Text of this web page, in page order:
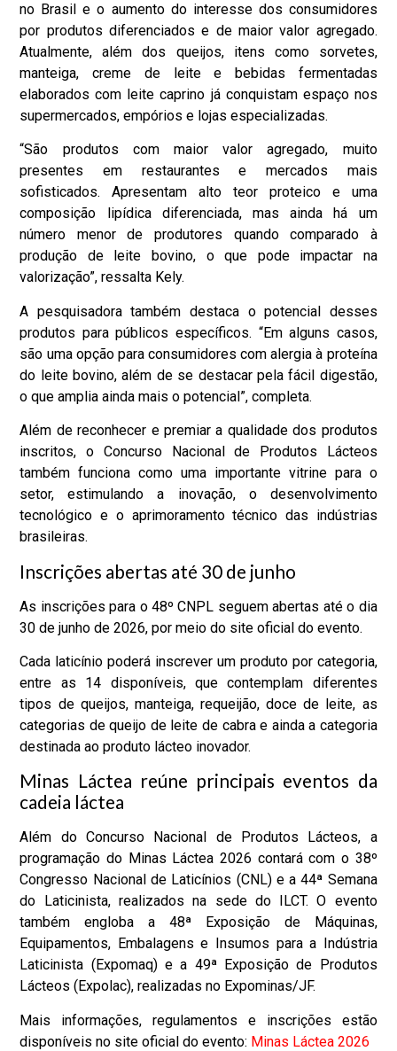
no Brasil e o aumento do interesse dos consumidores
por produtos diferenciados e de maior valor agregado.
Atualmente, além dos queijos, itens como sorvetes,
manteiga, creme de leite e bebidas fermentadas
elaborados com leite caprino já conquistam espaço nos
supermercados, empórios e lojas especializadas.
“São produtos com maior valor agregado, muito
presentes em restaurantes e mercados mais
sofisticados. Apresentam alto teor proteico e uma
composição lipídica diferenciada, mas ainda há um
número menor de produtores quando comparado à
produção de leite bovino, o que pode impactar na
valorização”, ressalta Kely.
A pesquisadora também destaca o potencial desses
produtos para públicos específicos. “Em alguns casos,
são uma opção para consumidores com alergia à proteína
do leite bovino, além de se destacar pela fácil digestão,
o que amplia ainda mais o potencial”, completa.
Além de reconhecer e premiar a qualidade dos produtos
inscritos, o Concurso Nacional de Produtos Lácteos
também funciona como uma importante vitrine para o
setor, estimulando a inovação, o desenvolvimento
tecnológico e o aprimoramento técnico das indústrias
brasileiras.
Inscrições abertas até 30 de junho
As inscrições para o 48º CNPL seguem abertas até o dia
30 de junho de 2026, por meio do site oficial do evento.
Cada laticínio poderá inscrever um produto por categoria,
entre as 14 disponíveis, que contemplam diferentes
tipos de queijos, manteiga, requeijão, doce de leite, as
categorias de queijo de leite de cabra e ainda a categoria
destinada ao produto lácteo inovador.
Minas Láctea reúne principais eventos da
cadeia láctea
Além do Concurso Nacional de Produtos Lácteos, a
programação do Minas Láctea 2026 contará com o 38º
Congresso Nacional de Laticínios (CNL) e a 44ª Semana
do Laticinista, realizados na sede do ILCT. O evento
também engloba a 48ª Exposição de Máquinas,
Equipamentos, Embalagens e Insumos para a Indústria
Laticinista (Expomaq) e a 49ª Exposição de Produtos
Lácteos (Expolac), realizadas no Expominas/JF.
Mais informações, regulamentos e inscrições estão
disponíveis no site oficial do evento: Minas Láctea 2026